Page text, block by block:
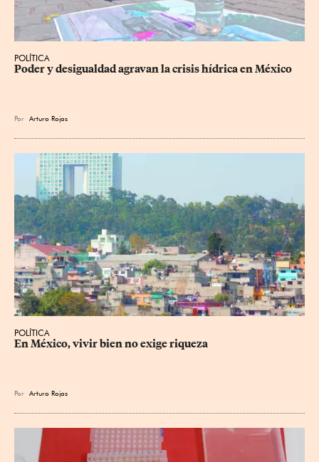
POLÍTICA
Poder y desigualdad agravan la crisis hídrica en México
Por Arturo Rojas
POLÍTICA
En México, vivir bien no exige riqueza
Por Arturo Rojas